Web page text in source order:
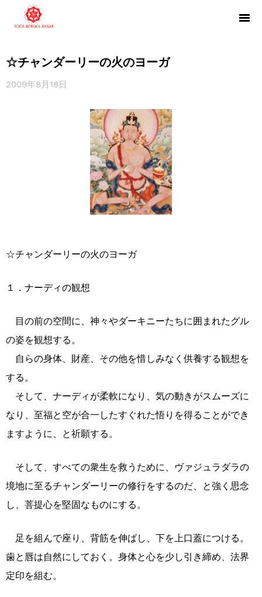
☆チャンダーリーの火のヨーガ
2009年8月18日
☆チャンダーリーの火のヨーガ
１．ナーディの観想
目の前の空間に、神々やダーキニーたちに囲まれたグル
の姿を観想する。
自らの身体、財産、その他を惜しみなく供養する観想を
する。
そして、ナーディが柔軟になり、気の動きがスムーズに
なり、至福と空が合一したすぐれた悟りを得ることができ
ますように、と祈願する。
そして、すべての衆生を救うために、ヴァジュラダラの
境地に至るチャンダーリーの修行をするのだ、と強く思念
し、菩提心を堅固なものにする。
足を組んで座り、背筋を伸ばし、下を上口蓋につける。
歯と唇は自然にしておく。身体と心を少し引き締め、法界
定印を組む。